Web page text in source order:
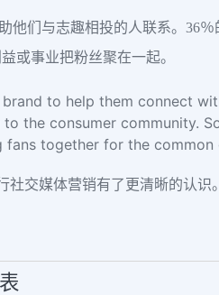
他们与志趣相投的人联系。36
或事业把粉丝聚在一起。
to help them connect
the consumer community.
together for the common
交媒体营销有了更清晰的认识。